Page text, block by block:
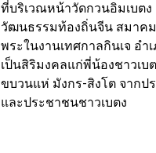
ที่บริเวณหน้าวัดกวนอิมเบตง
วัฒนธรรมท้องถิ่นจีน สมาค
พระในงานเทศกาลกินเจ อำ
เป็นสิริมงคลแก่พี่น้องชาวเบ
ขบวนแห่ มังกร-สิงโต จากปร
และประชาชนชาวเบตง